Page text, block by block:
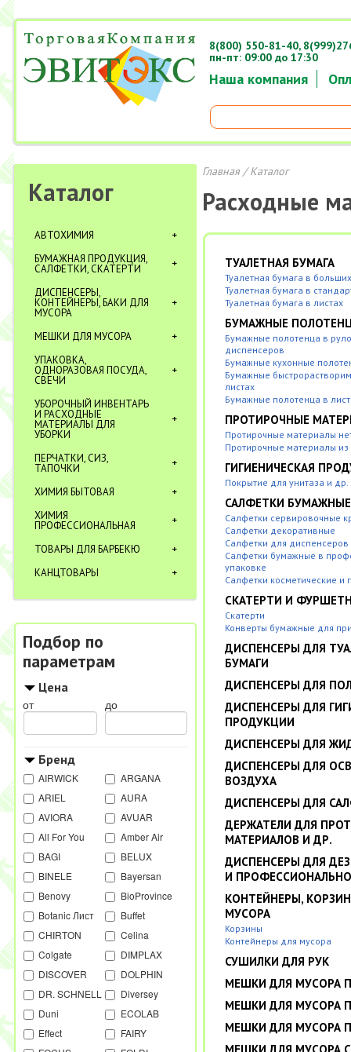
Наша компания
8(800) 550-81-40,
пн-пт: 09:00 до 17:30
Каталог
АВТОХИМИЯ
БУМАЖНАЯ ПРОДУКЦИЯ,
САЛФЕТКИ, СКАТЕРТИ
ДИСПЕНСЕРЫ,
КОНТЕЙНЕРЫ, БАКИ ДЛЯ
МУСОРА
МЕШКИ ДЛЯ МУСОРА
УПАКОВКА,
ОДНОРАЗОВАЯ ПОСУДА,
СВЕЧИ
УБОРОЧНЫЙ ИНВЕНТАРЬ
И РАСХОДНЫЕ
МАТЕРИАЛЫ ДЛЯ
УБОРКИ
ПЕРЧАТКИ, СИЗ,
ТАПОЧКИ
ХИМИЯ БЫТОВАЯ
ХИМИЯ
ПРОФЕССИОНАЛЬНАЯ
ТОВАРЫ ДЛЯ БАРБЕКЮ
КАНЦТОВАРЫ
Подбор по
параметрам
Цена
от до
Бренд
AIRWICK
ARGANA
ARIEL
AURA
AVIORA
AVUAR
All For You
Amber Air
BAGI
BELUX
BINELE
Bayersan
Benovy
BioProvince
Botanic Лист
Buffet
CHIRTON
Celina
Colgate
DIMPLAX
DISCOVER
DOLPHIN
DR. SCHNELL
Diversey
Duni
ECOLAB
Effect
FAIRY
Главная/ Каталог
Расходные
ТУАЛЕТНАЯ БУМАГА
Туалетная бумага в
Туалетная бумага в
Туалетная бумага в листах
БУМАЖНЫЕ
Бумажные полотенца в
диспенсеров
Бумажные кухонные
Бумажные
листах
Бумажные полотенца в
ПРОТИРОЧНЫЕ
Протирочные материалы
Протирочные материалы из
ГИГИЕНИЧЕСКАЯ
Покрытие для унитаза и др.
САЛФЕТКИ БУМАЖНЫЕ
Салфетки сервировочные
Салфетки декоративные
Салфетки для диспенсеров
Салфетки бумажные в
упаковке
Салфетки косметические и
СКАТЕРТИ И
Скатерти
Конверты бумажные для
ДИСПЕНСЕРЫ ДЛЯ
БУМАГИ
ДИСПЕНСЕРЫ ДЛЯ
ДИСПЕНСЕРЫ ДЛЯ
ПРОДУКЦИИ
ДИСПЕНСЕРЫ ДЛЯ
ДИСПЕНСЕРЫ ДЛЯ
ВОЗДУХА
ДИСПЕНСЕРЫ ДЛЯ
ДЕРЖАТЕЛИ ДЛЯ
МАТЕРИАЛОВ И ДР.
ДИСПЕНСЕРЫ ДЛЯ
И
КОНТЕЙНЕРЫ,
МУСОРА
Корзины
Контейнеры для мусора
СУШИЛКИ ДЛЯ РУК
МЕШКИ ДЛЯ МУСОРА
МЕШКИ ДЛЯ МУСОРА
МЕШКИ ДЛЯ МУСОРА